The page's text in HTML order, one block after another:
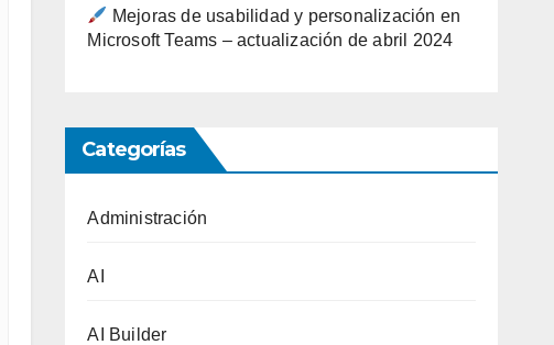
Mejoras de usabilidad y personalización en
Microsoft Teams – actualización de abril 2024
Categorías
Administración
AI
AI Builder